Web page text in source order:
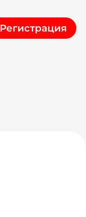
Регистрация